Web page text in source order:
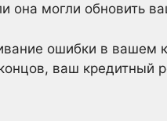
она могли обновить
ошибки в вашем
ваш кредитный